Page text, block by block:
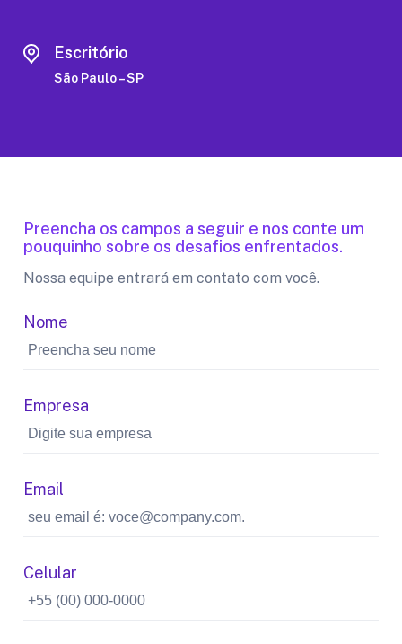
Escritório
São Paulo – SP
Preencha os campos a seguir e nos conte um
pouquinho sobre os desafios enfrentados.
Nossa equipe entrará em contato com você.
Nome
Empresa
Email
Celular